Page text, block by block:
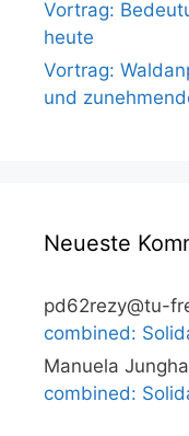
Vortrag:
heute
Vortrag:
und
Neueste
pd62rezy@tu-
combined:
Manuela
combined: